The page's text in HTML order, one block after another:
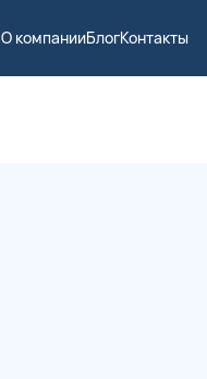
О компанииБлогКонтакты